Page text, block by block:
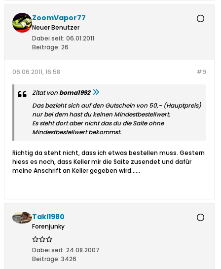
ZoomVapor77
Neuer Benutzer
Dabei seit: 06.01.2011
Beiträge: 26
#9
06.06.2011, 16:58
Zitat vonboma1992
Das bezieht sich auf den Gutschein von 50,- (Hauptpreis)
nur bei dem hast du keinen Mindestbestellwert.
Es steht dort aber nicht das du die Saite ohne
Mindestbestellwert bekommst.
Richtig da steht nicht, dass ich etwas bestellen muss. Gestern
hiess es noch, dass Keller mir die Saite zusendet und dafür
meine Anschrift an Keller gegeben wird......
Taki1980
Forenjunky
Dabei seit: 24.08.2007
Beiträge: 3426